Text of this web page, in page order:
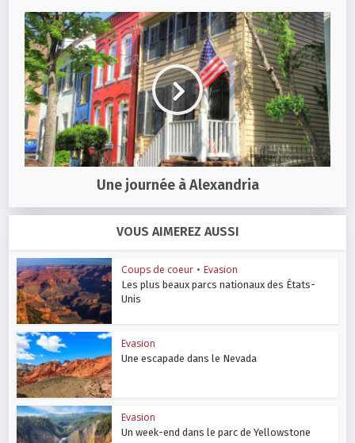
Une journée à Alexandria
VOUS AIMEREZ AUSSI
Coups de coeur • Evasion
Les plus beaux parcs nationaux des États-
Unis
Evasion
Une escapade dans le Nevada
Evasion
Un week-end dans le parc de Yellowstone